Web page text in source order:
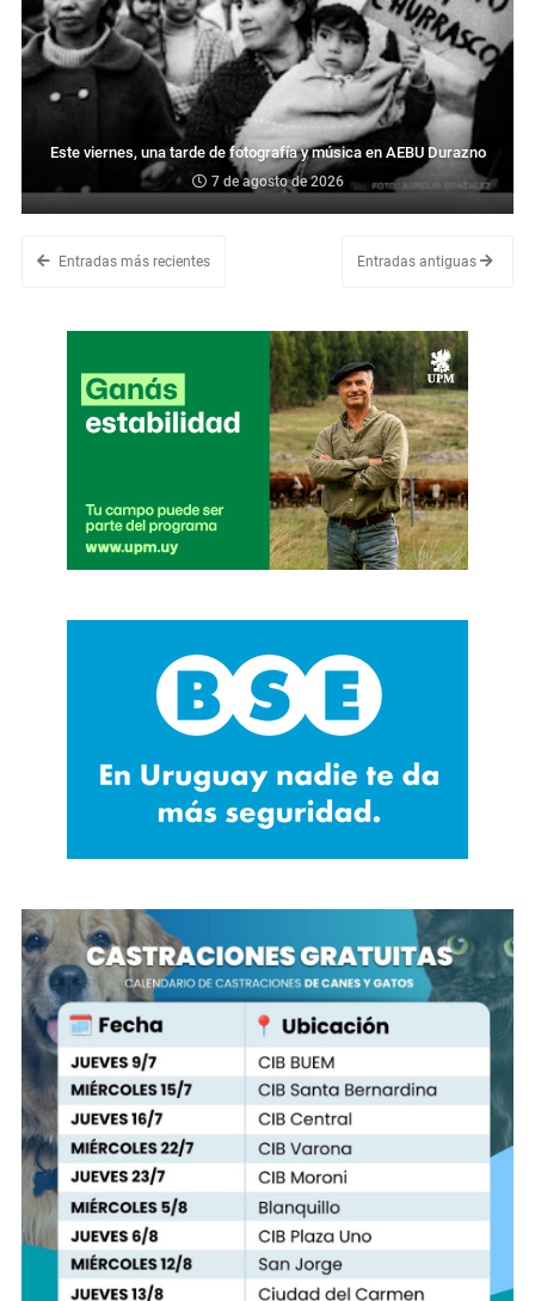
Este viernes, una tarde de fotografía y música en AEBU Durazno
7 de agosto de 2026
Entradas más recientes Entradas antiguas